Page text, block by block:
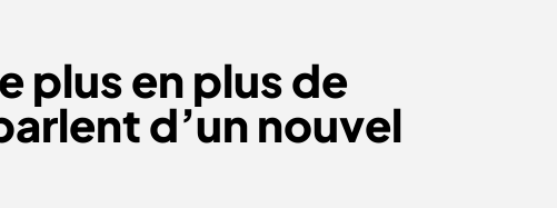
plus en plus de
d’un nouvel